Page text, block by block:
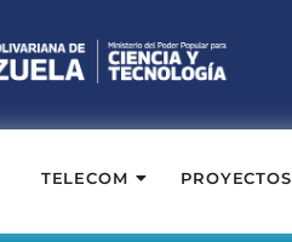
TELECOM PROYECTOS